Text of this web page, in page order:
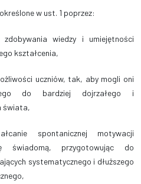
w ust. 1 poprzez:
wiedzy i umiejętności
kształcenia,
uczniów, tak, aby mogli oni
do bardziej dojrzałego i
świata,
spontanicznej motywacji
świadomą, przygotowując do
systematycznego i dłuższego